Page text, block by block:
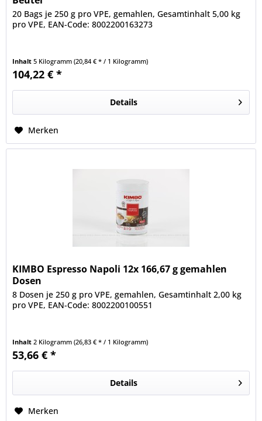
20 Bags je 250 g pro VPE, gemahlen, Gesamtinhalt 5,00 kg
pro VPE, EAN-Code: 8002200163273
Inhalt5 Kilogramm(20,84 € * / 1 Kilogramm)
104,22 € *
Details
Merken
KIMBO Espresso Napoli 12x 166,67 g gemahlen
Dosen
8 Dosen je 250 g pro VPE, gemahlen, Gesamtinhalt 2,00 kg
pro VPE, EAN-Code: 8002200100551
Inhalt2 Kilogramm(26,83 € * / 1 Kilogramm)
53,66 € *
Details
Merken